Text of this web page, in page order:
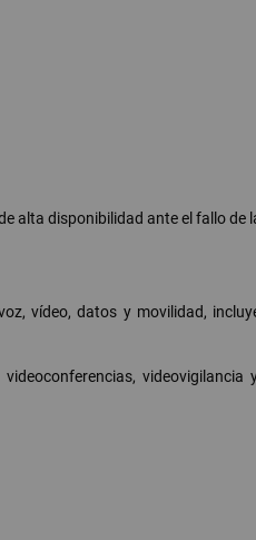
alta disponibilidad ante el fallo de
vídeo, datos y movilidad,